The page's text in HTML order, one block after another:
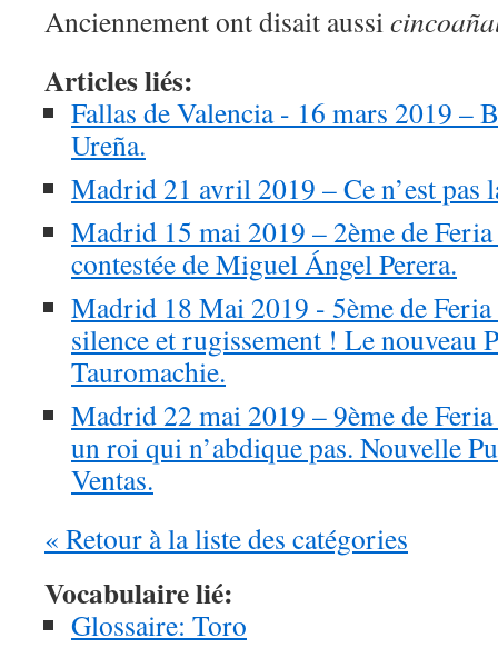
Anciennement ont disait aussi
Articles liés:
Fallas de Valencia - 16 mars 2019 –
Ureña.
Madrid 21 avril 2019 – Ce n’est
Madrid 15 mai 2019 – 2ème de
contestée de Miguel Ángel Perera.
Madrid 18 Mai 2019 - 5ème de
silence et rugissement ! Le nouveau
Tauromachie.
Madrid 22 mai 2019 – 9ème de
un roi qui n’abdique pas. Nouvelle
Ventas.
« Retour à la liste des catégories
Vocabulaire lié:
Glossaire: Toro